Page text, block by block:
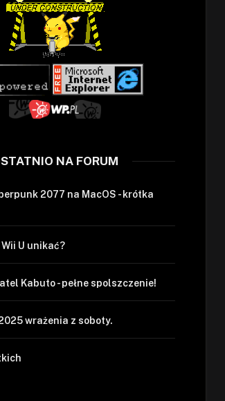
NA FORUM
2077 na MacOS - krótka
U unikać?
Kabuto - pełne spolszczenie!
wrażenia z soboty.